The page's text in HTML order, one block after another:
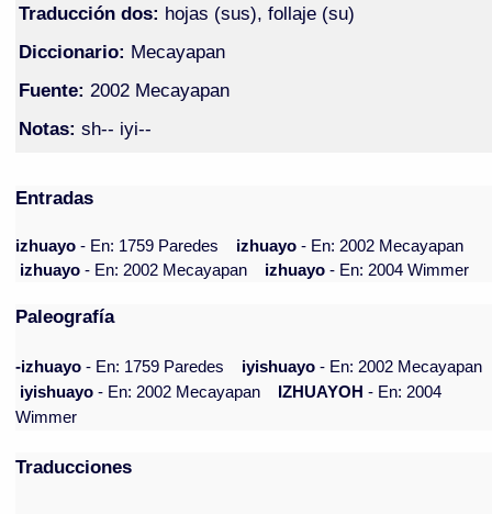
Traducción dos: hojas (sus), follaje (su)
Diccionario: Mecayapan
Fuente: 2002 Mecayapan
Notas: sh-- iyi--
Entradas
izhuayo- En: 1759 Paredes izhuayo- En: 2002 Mecayapan
izhuayo- En: 2002 Mecayapan izhuayo- En: 2004 Wimmer
Paleografía
-izhuayo - En: 1759 Paredes iyishuayo - En: 2002 Mecayapan
iyishuayo - En: 2002 Mecayapan IZHUAYOH - En: 2004
Wimmer
Traducciones